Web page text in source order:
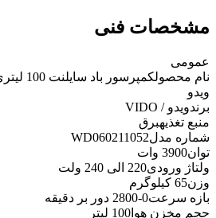
مشخصات فنی
عمومی
نام محصول
ویدو
برندویدو / VIDO
منبع تغذیهبرق
شماره مدلWD060211052
توان3900 وات
ولتاژ ورودی220 الی 240 ولت
وزن65 کیلوگرم
بازه سرعت0-2800 دور بر دقیقه
حجم مخزن هوا 100 لیتر